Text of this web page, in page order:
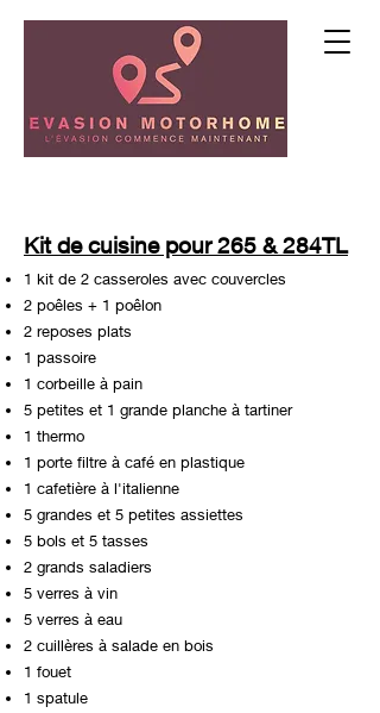
Kit de cuisine pour 265 & 284TL
1 kit de 2 casseroles avec couvercles
2 poêles + 1 poêlon
2 reposes plats
1 passoire
1 corbeille à pain
5 petites et 1 grande planche à tartiner
1 thermo
1 porte filtre à café en plastique
1 cafetière à l'italienne
5 grandes et 5 petites assiettes
5 bols et 5 tasses
2 grands saladiers
5 verres à vin
5 verres à eau
2 cuillères à salade en bois
1 fouet
1 spatule